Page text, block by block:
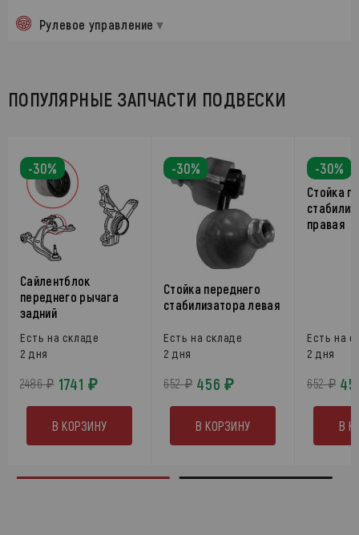
Рулевое управление
ПОПУЛЯРНЫЕ ЗАПЧАСТИ ПОДВЕСКИ
-30%
Сайлентблок
переднего рычага
задний
Есть на складе
2 дня
2486 ₽ 1741 ₽
В КОРЗИНУ
-30%
Стойка переднего
стабилизатора левая
Есть на складе
2 дня
652 ₽ 456 ₽
В КОРЗИНУ
-30%
Стойка
правая
Есть на
2 дня
652 ₽
В